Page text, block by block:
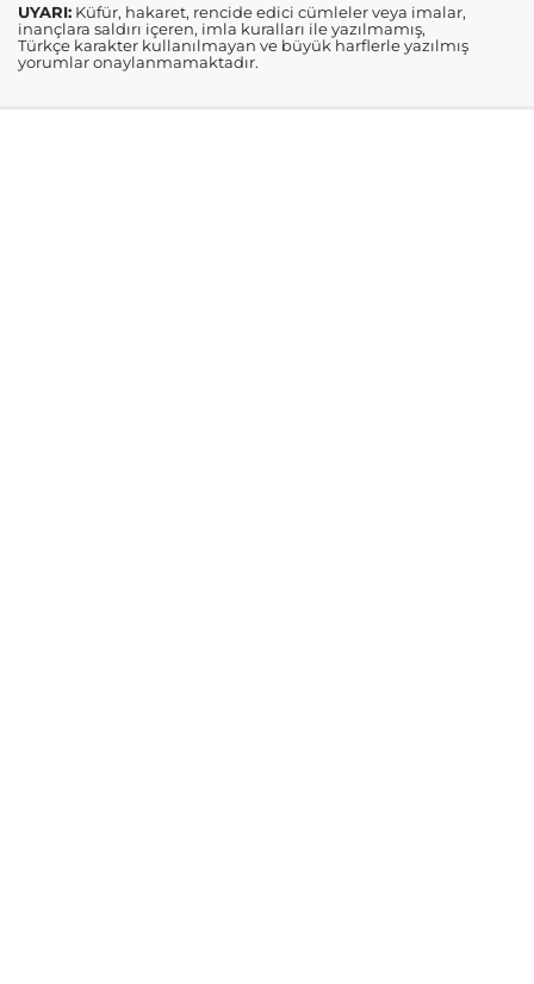
UYARI: Küfür, hakaret, rencide edici cümleler veya imalar,
inançlara saldırı içeren, imla kuralları ile yazılmamış,
Türkçe karakter kullanılmayan ve büyük harflerle yazılmış
yorumlar onaylanmamaktadır.